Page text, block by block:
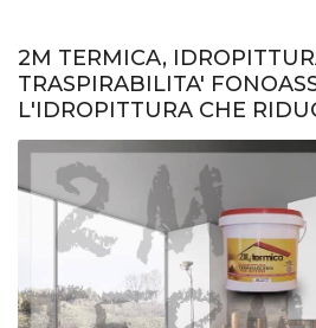
2M TERMICA,
TRASPIRABILITA'
L'IDROPITTURA CHE